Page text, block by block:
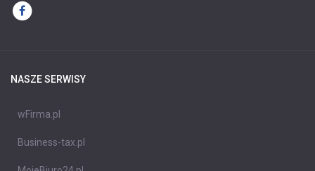
NASZE SERWISY
wFirma.pl
Business-tax.pl